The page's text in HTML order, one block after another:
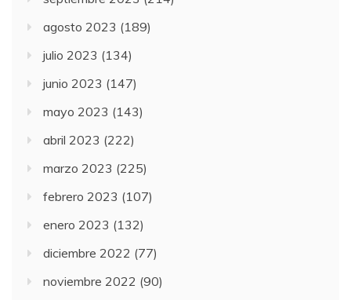
agosto 2023 (189)
julio 2023 (134)
junio 2023 (147)
mayo 2023 (143)
abril 2023 (222)
marzo 2023 (225)
febrero 2023 (107)
enero 2023 (132)
diciembre 2022 (77)
noviembre 2022 (90)